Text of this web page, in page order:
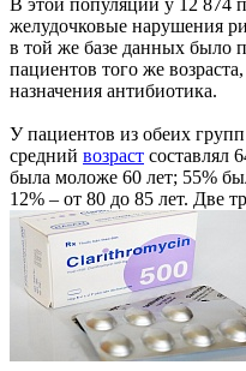
желудочковые нарушения
в той же базе данных было
пациентов того же
назначения антибиотика.
У пациентов из обеих
средний возраст составлял
была моложе 60 лет; 55%
12% – от 80 до 85 лет. Две